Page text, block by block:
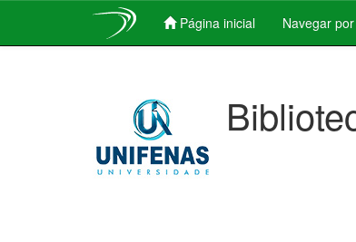
Página inicial Navegar por